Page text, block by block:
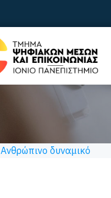
Ανθρώπινο δυναμικό